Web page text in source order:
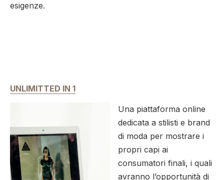
esigenze.
UNLIMITTED IN 1
Una piattaforma online
dedicata a stilisti e brand
di moda per mostrare i
propri capi ai
consumatori finali, i quali
avranno l’opportunità di